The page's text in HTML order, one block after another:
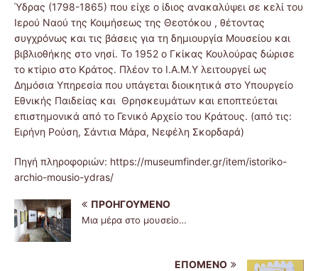
Ύδρας (1798-1865) που είχε ο ίδιος ανακαλύψει σε κελί του
Ιερού Ναού της Κοιμήσεως της Θεοτόκου , θέτοντας
συγχρόνως και τις βάσεις για τη δημιουργία Μουσείου και
βιβλιοθήκης στο νησί. Το 1952 ο Γκίκας Κουλούρας δώρισε
το κτίριο στο Κράτος. Πλέον το Ι.Α.Μ.Υ λειτουργεί ως
Δημόσια Υπηρεσία που υπάγεται διοικητικά στο Υπουργείο
Εθνικής Παιδείας και Θρησκευμάτων και εποπτεύεται
επιστημονικά από το Γενικό Αρχείο του Κράτους. (από τις:
Ειρήνη Ρούση, Σάντια Μάρα, Νεφέλη Σκορδαρά)
Πηγή πληροφοριών: https://museumfinder.gr/item/istoriko-
archio-mousio-ydras/
ΠΡΟΗΓΟΎΜΕΝΟ
Μια μέρα στο μουσείο…
ΕΠΌΜΕΝΟ